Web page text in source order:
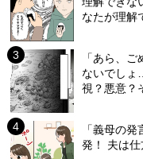
なたが理解
「あら、
ないでし
視？悪意？
「義母の
発！ 夫は